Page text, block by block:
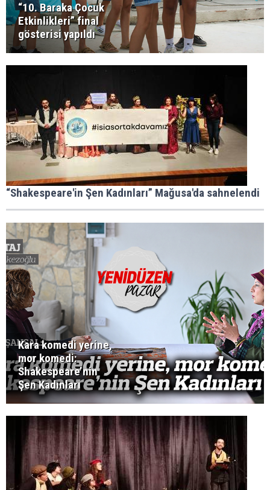
“10. Baraka Çocuk
Etkinlikleri” final
gösterisi yapıldı
“Shakespeare'in Şen Kadınları” Mağusa'da sahnelendi
Kara komedi yerine,
mor komedi:
Shakespeare’nin
Şen Kadınları